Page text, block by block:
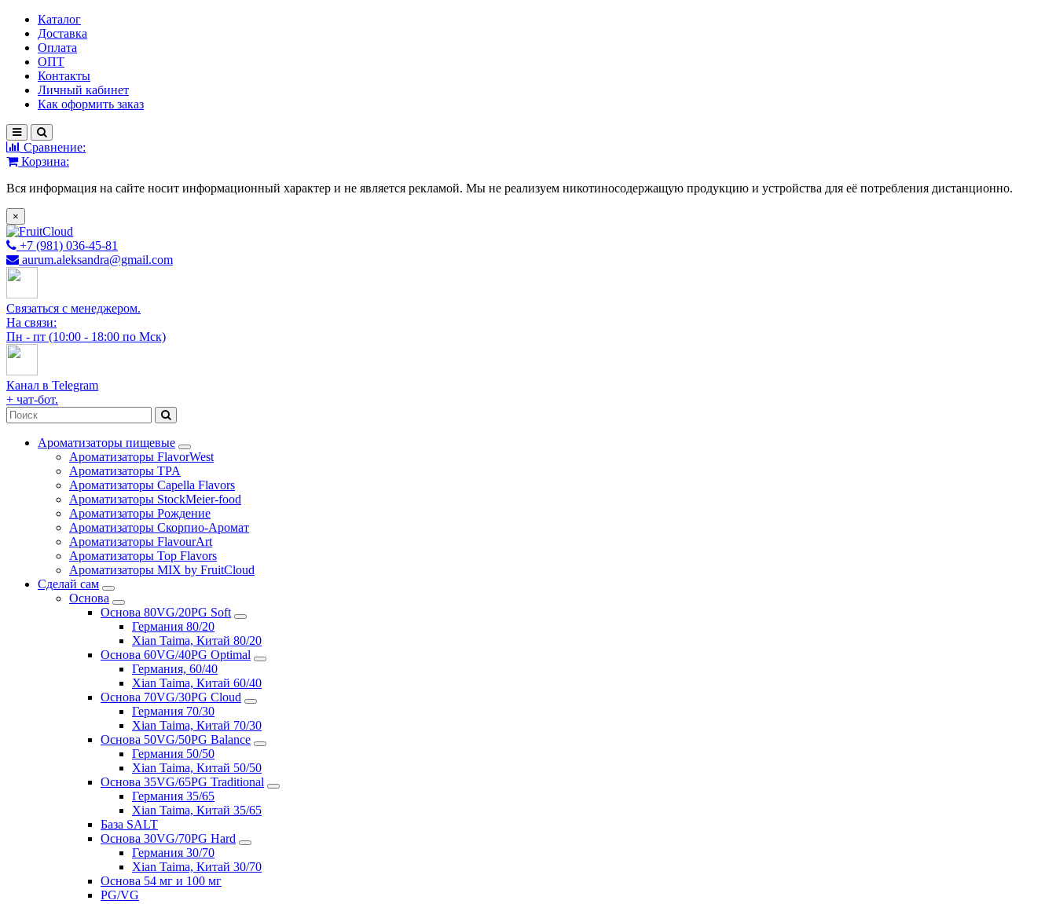
Каталог
Доставка
Оплата
ОПТ
Контакты
Личный кабинет
Как оформить заказ
Сравнение:
Корзина:
Вся информация на сайте носит информационный характер и не является рекламой. Мы не реализуем никотиносодержащую продукцию и устройства для её потребления дистанционно.
×
+7 (981) 036-45-81
aurum.aleksandra@gmail.com
Связаться с менеджером.
На связи:
Пн - пт (10:00 - 18:00 по Мск)
Канал в Telegram
+ чат-бот.
Ароматизаторы пищевые
Ароматизаторы FlavorWest
Ароматизаторы TPA
Ароматизаторы Capella Flavors
Ароматизаторы StockMeier-food
Ароматизаторы Рождение
Ароматизаторы Скорпио-Аромат
Ароматизаторы FlavourArt
Ароматизаторы Top Flavors
Ароматизаторы MIX by FruitCloud
Сделай сам
Основа
Основа 80VG/20PG Soft
Германия 80/20
Xian Taima, Китай 80/20
Основа 60VG/40PG Optimal
Германия, 60/40
Xian Taima, Китай 60/40
Основа 70VG/30PG Cloud
Германия 70/30
Xian Taima, Китай 70/30
Основа 50VG/50PG Balance
Германия 50/50
Xian Taima, Китай 50/50
Основа 35VG/65PG Traditional
Германия 35/65
Xian Taima, Китай 35/65
База SALT
Основа 30VG/70PG Hard
Германия 30/70
Xian Taima, Китай 30/70
Основа 54 мг и 100 мг
PG/VG